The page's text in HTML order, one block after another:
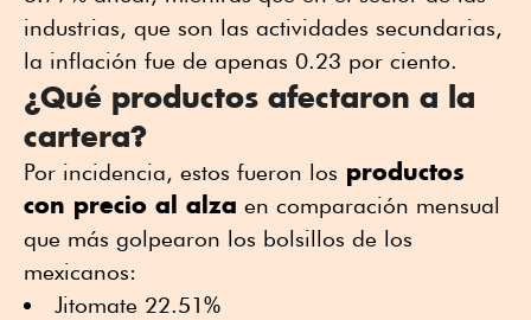
industrias, que son las actividades secundarias,
la inflación fue de apenas 0.23 por ciento.
¿Qué productos afectaron a la
cartera?
Por incidencia, estos fueron los productos
con precio al alza en comparación mensual
que más golpearon los bolsillos de los
mexicanos:
Jitomate 22.51%